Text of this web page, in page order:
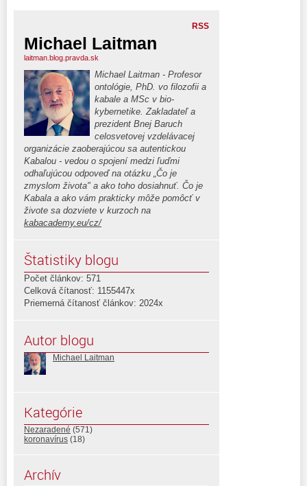
RSS
Michael Laitman
laitman.blog.pravda.sk
Michael Laitman - Profesor
ontológie, PhD. vo filozofii a
kabale a MSc v bio-
kybernetike. Zakladateľ a
prezident Bnej Baruch
celosvetovej vzdelávacej
organizácie zaoberajúcou sa autentickou
Kabalou - vedou o spojení medzi ľuďmi
odhaľujúcou odpoveď na otázku „Čo je
zmyslom života" a ako toho dosiahnuť. Čo je
Kabala a ako vám prakticky môže pomôcť v
živote sa dozviete v kurzoch na
kabacademy.eu/cz/
Štatistiky blogu
Počet článkov: 571
Celková čítanosť: 1155447x
Priemerná čítanosť článkov: 2024x
Autor blogu
Michael Laitman
Kategórie
Nezaradené (571)
koronavírus (18)
Archív